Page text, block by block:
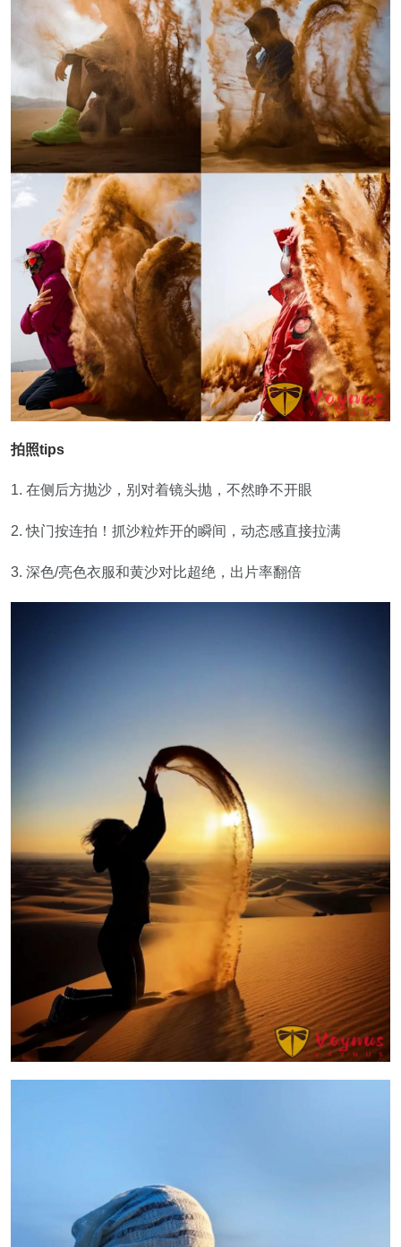
拍照tips
1. 在侧后方抛沙，别对着镜头抛，不然睁不开眼
2. 快门按连拍！抓沙粒炸开的瞬间，动态感直接拉满
3. 深色/亮色衣服和黄沙对比超绝，出片率翻倍